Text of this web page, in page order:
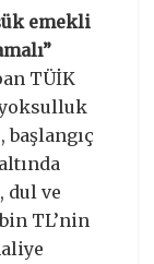
emekli
TÜİK
yoksulluk
başlangıç
dul ve
TL’nin